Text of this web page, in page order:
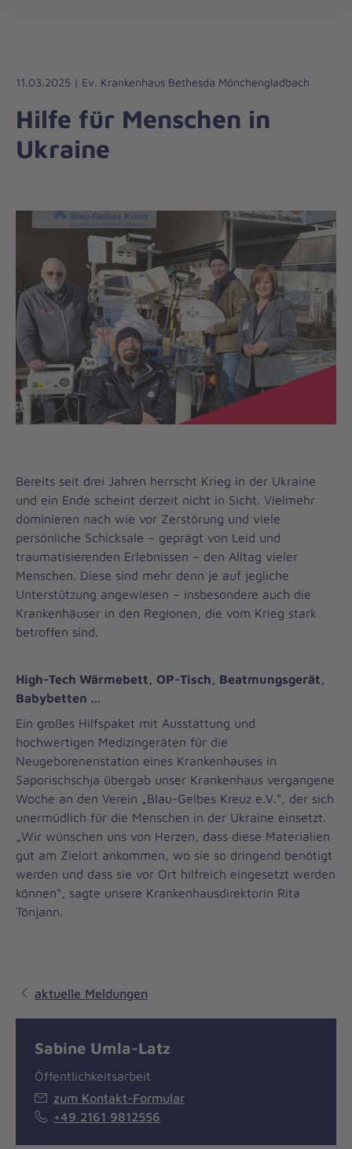
11.03.2025 | Ev. Krankenhaus Bethesda Mönchengladbach
Hilfe für Menschen in
Ukraine
Bereits seit drei Jahren herrscht Krieg in der Ukraine
und ein Ende scheint derzeit nicht in Sicht. Vielmehr
dominieren nach wie vor Zerstörung und viele
persönliche Schicksale – geprägt von Leid und
traumatisierenden Erlebnissen – den Alltag vieler
Menschen. Diese sind mehr denn je auf jegliche
Unterstützung angewiesen – insbesondere auch die
Krankenhäuser in den Regionen, die vom Krieg stark
betroffen sind.
High-Tech Wärmebett, OP-Tisch, Beatmungsgerät,
Babybetten …
Ein großes Hilfspaket mit Ausstattung und
hochwertigen Medizingeräten für die
Neugeborenenstation eines Krankenhauses in
Saporischschja übergab unser Krankenhaus vergangene
Woche an den Verein „Blau-Gelbes Kreuz e.V.“, der sich
unermüdlich für die Menschen in der Ukraine einsetzt.
„Wir wünschen uns von Herzen, dass diese Materialien
gut am Zielort ankommen, wo sie so dringend benötigt
werden und dass sie vor Ort hilfreich eingesetzt werden
können“, sagte unsere Krankenhausdirektorin Rita
Tönjann.
aktuelle Meldungen
Sabine Umla-Latz
Öffentlichkeitsarbeit
zum Kontakt-Formular
+49 2161 9812556